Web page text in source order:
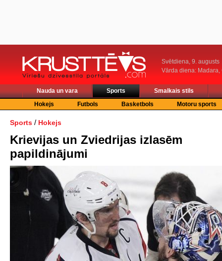
Svētdiena, 9. augusts
Vārda diena: Madara,
Nauda un vara Sports
Smalkais stils
Hokejs
Futbols Basketbols Motoru sports
Sports / Hokejs
Krievijas un Zviedrijas izlasēm
papildinājumi